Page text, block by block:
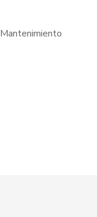
Mantenimiento